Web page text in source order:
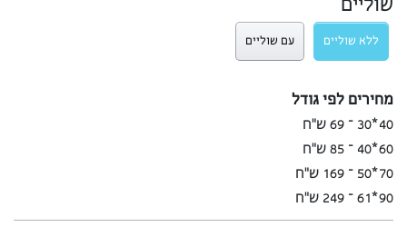
שוליים
ללא שוליים עם שוליים
מחירים לפי גודל
40*30 – 69 ש”ח
60*40 – 85 ש”ח
70*50 – 169 ש”ח
90*61 – 249 ש”ח